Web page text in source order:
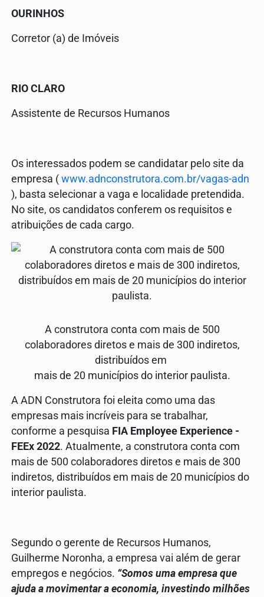
OURINHOS
Corretor (a) de Imóveis
RIO CLARO
Assistente de Recursos Humanos
Os interessados podem se candidatar pelo site da
empresa ( www.adnconstrutora.com.br/vagas-adn
), basta selecionar a vaga e localidade pretendida.
No site, os candidatos conferem os requisitos e
atribuições de cada cargo.
A construtora conta com mais de 500
colaboradores diretos e mais de 300 indiretos,
distribuídos em
mais de 20 municípios do interior paulista.
A ADN Construtora foi eleita como uma das
empresas mais incríveis para se trabalhar,
conforme a pesquisa FIA Employee Experience -
FEEx 2022. Atualmente, a construtora conta com
mais de 500 colaboradores diretos e mais de 300
indiretos, distribuídos em mais de 20 municípios do
interior paulista.
Segundo o gerente de Recursos Humanos,
Guilherme Noronha, a empresa vai além de gerar
empregos e negócios. “Somos uma empresa que
ajuda a movimentar a economia, investindo milhões